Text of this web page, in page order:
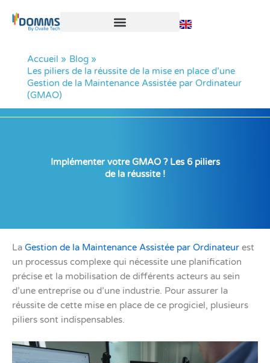
Accueil
Blog
Les piliers de la réussite de la mise en place d’une
Gestion de la Maintenance Assistée par Ordinateur
(GMAO)
Implémenter votre GMAO ? Les 6 piliers
de la réussite !
La Gestion de la Maintenance Assistée par Ordinateur est
un processus complexe qui nécessite une planification
précise et la mobilisation de différents acteurs au sein
d’une entreprise ou d’une industrie. Pour assurer la
réussite de cette mise en place de ce progiciel, plusieurs
piliers sont indispensables.